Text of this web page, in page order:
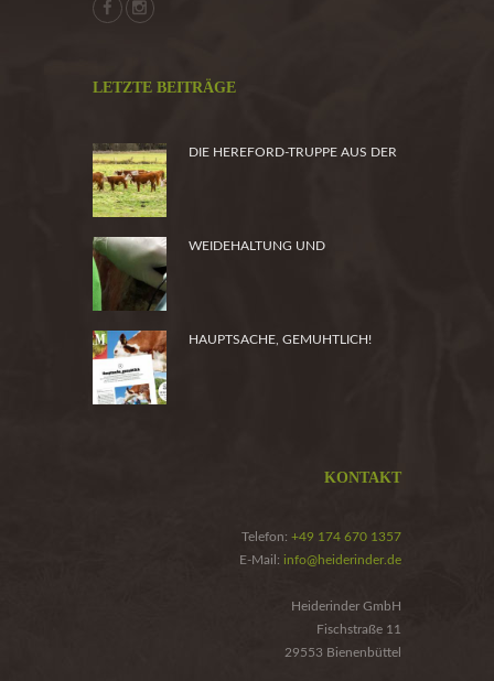
LETZTE BEITRÄGE
DIE HEREFORD-TRUPPE AUS DER
WEIDEHALTUNG UND
HAUPTSACHE, GEMUHTLICH!
KONTAKT
Telefon: +49 174 670 1357
E-Mail: info@heiderinder.de
Heiderinder GmbH
Fischstraße 11
29553 Bienenbüttel